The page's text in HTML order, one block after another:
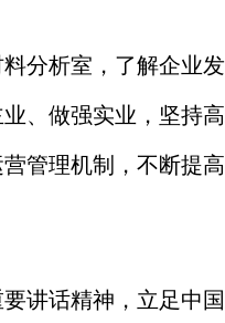
分析室，了解企业
业、做强实业 ， 坚持
管理机制，不断提
讲话精神，立足中